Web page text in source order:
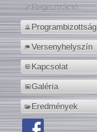
Regisztráció
Programbizottság
Versenyhelyszín
Kapcsolat
Galéria
Eredmények